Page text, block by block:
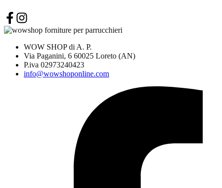
WOW SHOP di A. P.
Via Paganini, 6 60025 Loreto (AN)
P.iva 02973240423
info@wowshoponline.com